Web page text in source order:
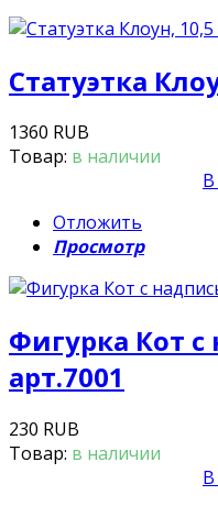
Статуэтка
1360 RUB
Товар: в наличии
В
Отложить
Просмотр
Фигурка Кот
арт.7001
230 RUB
Товар: в наличии
В